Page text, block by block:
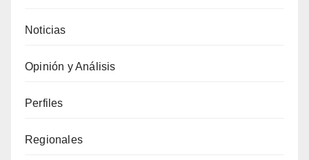
Noticias
Opinión y Análisis
Perfiles
Regionales